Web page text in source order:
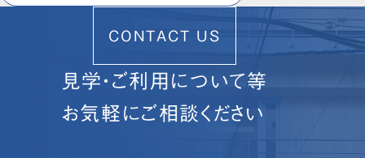
CONTACT US
見学・ご利用について等
お気軽にご相談ください